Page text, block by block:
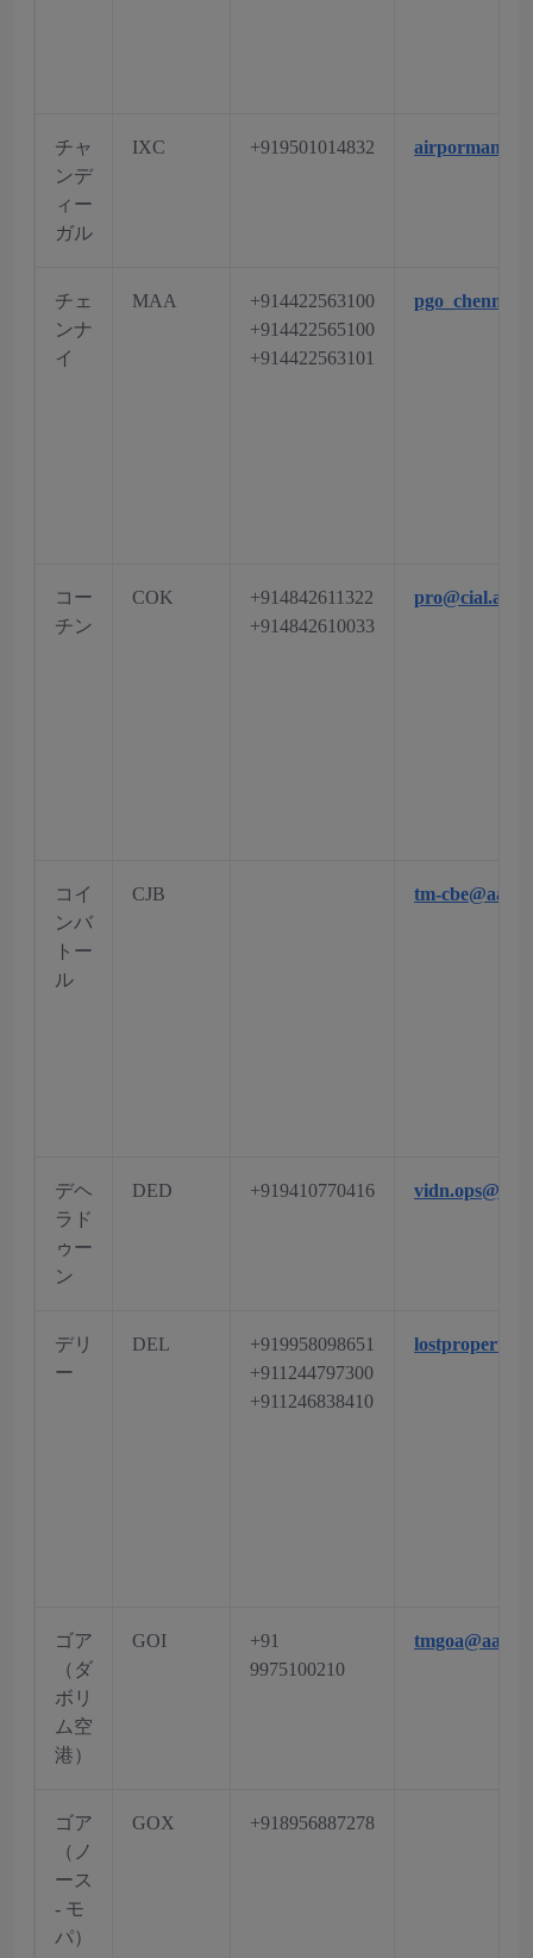
チャ
ンデ
ィー
ガル
IXC +919501014832
チェ
ンナ
イ
MAA
+914422563100
+914422565100
+914422563101
コー
チン
COK
+914842611322
+914842610033
pro@cial.aero
コイ
ンバ
トー
ル
CJB tm-
デヘ
ラド
ゥー
ン
DED +919410770416
デリ
ー
DEL
+919958098651
+911244797300
+911246838410
ゴア
（ダ
ボリ
ム空
港）
GOI
+91
9975100210
ゴア
（ノ
ース
- モ
パ）
GOX +918956887278